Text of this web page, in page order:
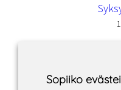
Sopiiko